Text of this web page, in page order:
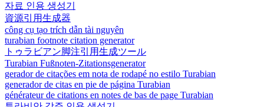
자료 인용 생성기
資源引用生成器
công cụ tạo trích dẫn tài nguyên
turabian footnote citation generator
トゥラビアン脚注引用生成ツール
Turabian Fußnoten-Zitationsgenerator
gerador de citações em nota de rodapé no estilo Turabian
generador de citas en pie de página Turabian
générateur de citations en notes de bas de page Turabian